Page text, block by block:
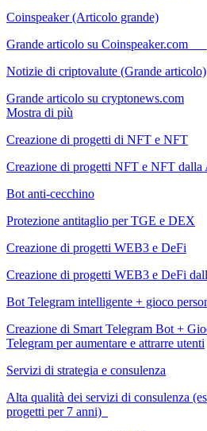
Coinspeaker (Articolo grande)
Grande articolo su Coinspeaker.com
Notizie di criptovalute (Grande articolo)
Grande articolo su cryptonews.com
Mostra di più
Creazione di progetti di NFT e NFT
Creazione di progetti NFT e NFT dalla
Bot anti-cecchino
Protezione antitaglio per TGE e DEX
Creazione di progetti WEB3 e DeFi
Creazione di progetti WEB3 e DeFi
Bot Telegram intelligente + gioco
Creazione di Smart Telegram Bot +
Telegram per aumentare e attrarre utenti
Servizi di strategia e consulenza
Alta qualità dei servizi di consulenza
progetti per 7 anni)